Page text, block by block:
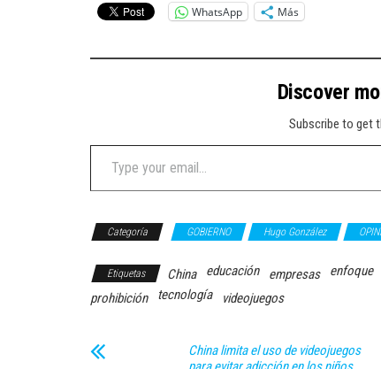
WhatsApp Más
Discover
Subscribe to get
Type your email…
Categoría GOBIERNO Hugo González
Etiquetas China educación empresas enfoque
prohibición
tecnología videojuegos
China limita el uso de videojuegos